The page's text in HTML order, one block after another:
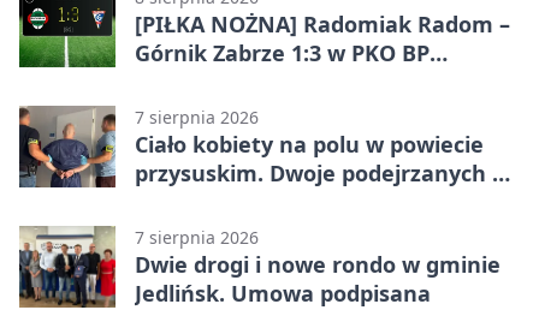
[PIŁKA NOŻNA] Radomiak Radom –
Górnik Zabrze 1:3 w PKO BP
golami pogrążył gospodarzy
7 sierpnia 2026
Ciało kobiety na polu w powiecie
przysuskim. Dwoje podejrzanych w
7 sierpnia 2026
Dwie drogi i nowe rondo w gminie
Jedlińsk. Umowa podpisana